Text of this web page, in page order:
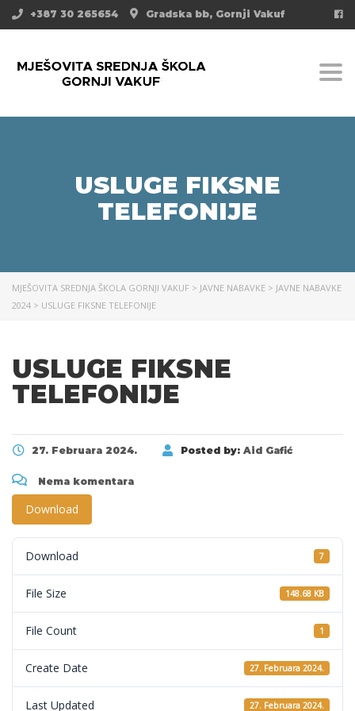
Gradska bb, Gornji Vakuf
+387 30 265654
USLUGE FIKSNE
TELEFONIJE
MJEŠOVITA SREDNJA ŠKOLA GORNJI VAKUF > JAVNE NABAVKE > JAVNE NABAVKE
2024 > USLUGE FIKSNE TELEFONIJE
USLUGE FIKSNE
TELEFONIJE
27. Februara 2024. Posted by: Aid Gafić
Nema komentara
Download
Download 7
File Size 148.68 KB
File Count 1
Create Date 27. Februara 2024.
Last Updated 27. Februara 2024.